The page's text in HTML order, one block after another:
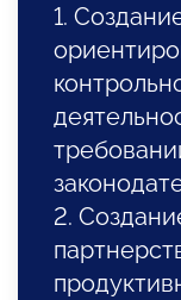
1.
2.